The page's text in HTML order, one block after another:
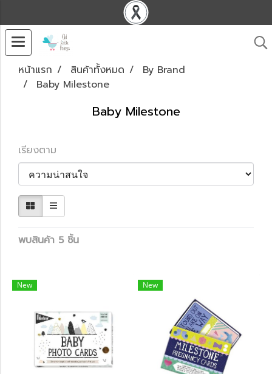
หน้าแรก สินค้าทั้งหมด
By Brand
Baby Milestone
Baby Milestone
เรียงตาม
พบสินค้า 5 ชิ้น
New New